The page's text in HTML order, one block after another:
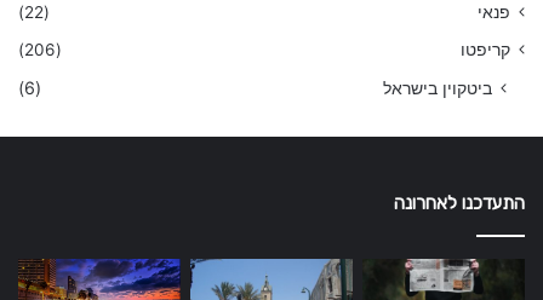
פנאי
(22)
קריפטו
(206)
ביטקוין בישראל (6)
התעדכנו לאחרונה